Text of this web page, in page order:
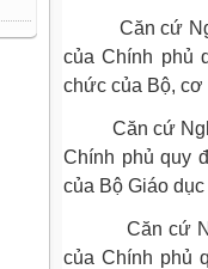
Căn cứ Nghị
của Chính phủ
chức của Bộ, cơ
Căn cứ Nghị
Chính phủ quy
của Bộ Giáo
Căn cứ Nghị
của Chính phủ